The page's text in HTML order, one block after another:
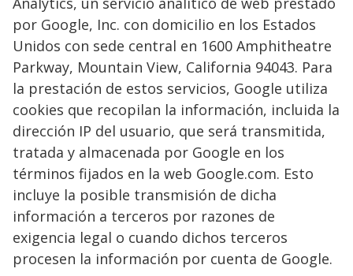
por Google, Inc. con domicilio en los Estados
Unidos con sede central en 1600 Amphitheatre
Parkway, Mountain View, California 94043. Para
la prestación de estos servicios, Google utiliza
cookies que recopilan la información, incluida la
dirección IP del usuario, que será transmitida,
tratada y almacenada por Google en los
términos fijados en la web Google.com. Esto
incluye la posible transmisión de dicha
información a terceros por razones de
exigencia legal o cuando dichos terceros
procesen la información por cuenta de Google.